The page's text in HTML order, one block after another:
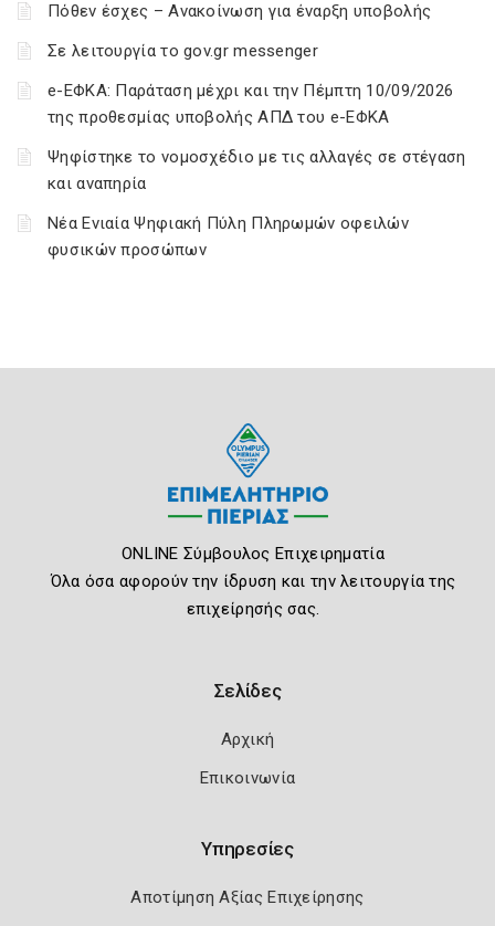
Πόθεν έσχες – Ανακοίνωση για έναρξη υποβολής
Σε λειτουργία το gov.gr messenger
e-ΕΦΚΑ: Παράταση μέχρι και την Πέμπτη 10/09/2026
της προθεσμίας υποβολής ΑΠΔ του e-ΕΦΚΑ
Ψηφίστηκε το νομοσχέδιο με τις αλλαγές σε στέγαση
και αναπηρία
Νέα Ενιαία Ψηφιακή Πύλη Πληρωμών οφειλών
φυσικών προσώπων
ONLINE Σύμβουλος Επιχειρηματία
Όλα όσα αφορούν την ίδρυση και την λειτουργία της
επιχείρησής σας.
Σελίδες
Αρχική
Επικοινωνία
Υπηρεσίες
Αποτίμηση Αξίας Επιχείρησης